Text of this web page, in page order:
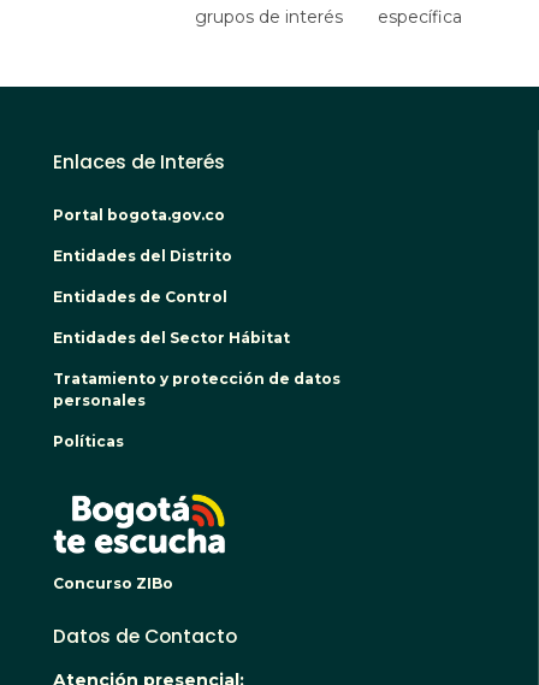
grupos de interés
específica
Enlaces de Interés
Portal bogota.gov.co
Entidades del Distrito
Entidades de Control
Entidades del Sector Hábitat
Tratamiento y protección de datos
personales
Políticas
Concurso ZIBo
Datos de Contacto
Atención presencial: